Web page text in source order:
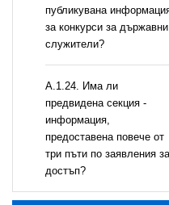
публикувана
за конкурси за държавни
служители?
А.1.24. Има ли
предвидена секция -
информация,
предоставена повече от
три пъти по заявления за
достъп?